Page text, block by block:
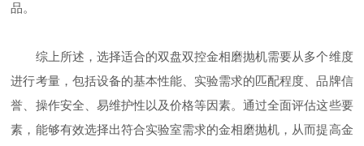
品。
综上所述，选择适合的双盘双控金相磨抛机需要从多个维度
进行考量，包括设备的基本性能、实验需求的匹配程度、品牌信
誉、操作安全、易维护性以及价格等因素。通过全面评估这些要
素，能够有效选择出符合实验室需求的金相磨抛机，从而提高金